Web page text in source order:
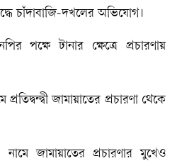
চাঁদাবাজি-দখলের অভিযোগ।
পক্ষে টানার ক্ষেত্রে প্রচারণায়
জামায়াতের প্রচারণা থেকে
জামায়াতের প্রচারণার মুখেও